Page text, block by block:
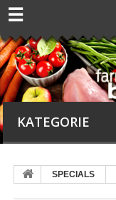
☰
KATEGORIE
SPECIALS